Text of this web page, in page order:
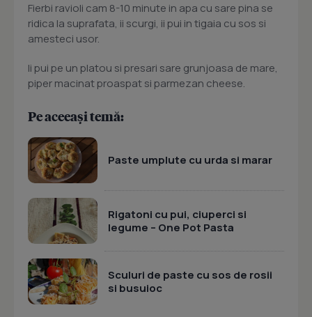
Fierbi ravioli cam 8-10 minute in apa cu sare pina se
ridica la suprafata, ii scurgi, ii pui in tigaia cu sos si
amesteci usor.
Ii pui pe un platou si presari sare grunjoasa de mare,
piper macinat proaspat si parmezan cheese.
Pe aceeași temă:
Paste umplute cu urda si marar
Rigatoni cu pui, ciuperci si
legume – One Pot Pasta
Sculuri de paste cu sos de rosii
si busuioc